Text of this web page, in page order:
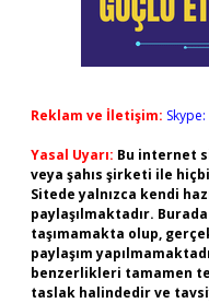
Reklam ve İletişim:
Yasal Uyarı: Bu internet
veya şahıs şirketi ile
Sitede yalnızca kendi
paylaşılmaktadır.
taşımamakta olup,
paylaşım
benzerlikleri tamamen
taslak halindedir ve